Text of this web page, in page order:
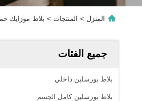
المنزل > المنتجات > بلاط موزايك
جميع الفئات
بلاط بورسلين داخلي
بلاط بورسلين كامل الجسم